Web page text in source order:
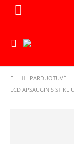
PARDUOTUVĖ
LCD APSAUGINIS